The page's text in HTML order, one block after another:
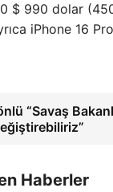
$ 990 dolar
iPhone 16
“Savaş
Haberler